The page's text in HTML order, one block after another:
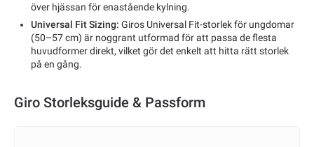
över hjässan för enastående kylning.
Universal Fit Sizing: Giros Universal Fit-storlek för ungdomar
(50–57 cm) är noggrant utformad för att passa de flesta
huvudformer direkt, vilket gör det enkelt att hitta rätt storlek
på en gång.
Giro Storleksguide & Passform